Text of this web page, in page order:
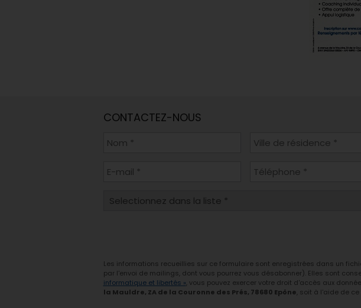
CONTACTEZ-NOUS
Les informations recueillies sur ce formulaire sont enregistrées dans un
par l'envoi de mailings, dont vous pourrez vous désabonner). Elles sont
informatique et libertés » , vous pouvez exercer votre droit d'accès aux
la Mauldre, ZA de la Couronne des Prés, 78680 Epône , soit à l'aide de